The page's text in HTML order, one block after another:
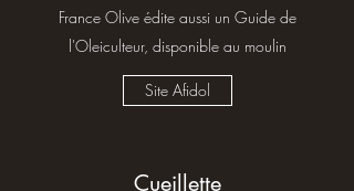
France Olive édite aussi un Guide de
l'Oleiculteur, disponible au moulin
Site Afidol
Cueillette